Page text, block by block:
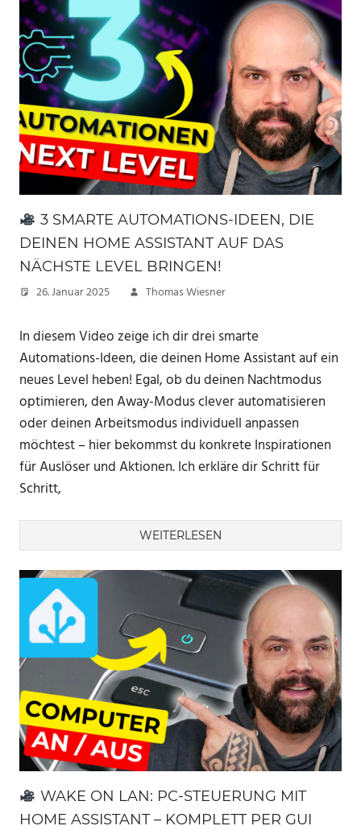
3 SMARTE AUTOMATIONS-IDEEN, DIE
DEINEN HOME ASSISTANT AUF DAS
NÄCHSTE LEVEL BRINGEN!
26. Januar 2025 Thomas Wiesner
In diesem Video zeige ich dir drei smarte
Automations-Ideen, die deinen Home Assistant auf ein
neues Level heben! Egal, ob du deinen Nachtmodus
optimieren, den Away-Modus clever automatisieren
oder deinen Arbeitsmodus individuell anpassen
möchtest – hier bekommst du konkrete Inspirationen
für Auslöser und Aktionen. Ich erkläre dir Schritt für
Schritt,
WEITERLESEN
WAKE ON LAN: PC-STEUERUNG MIT
HOME ASSISTANT – KOMPLETT PER GUI